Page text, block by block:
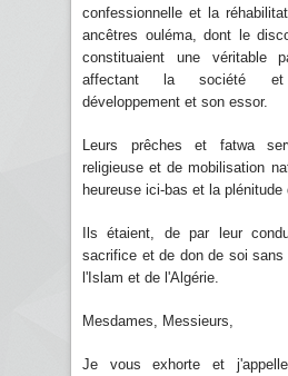
confessionnelle et la
ancêtres ouléma, dont le
constituaient une véritable
affectant la société et
développement et son essor.
Leurs prêches et fatwa
religieuse et de mobilisation
heureuse ici-bas et la plénitude
Ils étaient, de par leur
sacrifice et de don de soi
l'Islam et de l'Algérie.
Mesdames, Messieurs,
Je vous exhorte et